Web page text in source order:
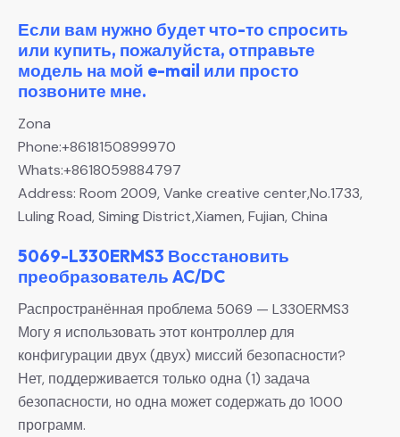
Если вам нужно будет что-то спросить
или купить, пожалуйста, отправьте
модель на мой e-mail или просто
позвоните мне.
Zona
Phone:+8618150899970
Whats:+8618059884797
Address: Room 2009, Vanke creative center,No.1733,
Luling Road, Siming District,Xiamen, Fujian, China
5069-L330ERMS3 Восстановить
преобразователь AC/DC
Распространённая проблема 5069 — L330ERMS3
Могу я использовать этот контроллер для
конфигурации двух (двух) миссий безопасности?
Нет, поддерживается только одна (1) задача
безопасности, но одна может содержать до 1000
программ.